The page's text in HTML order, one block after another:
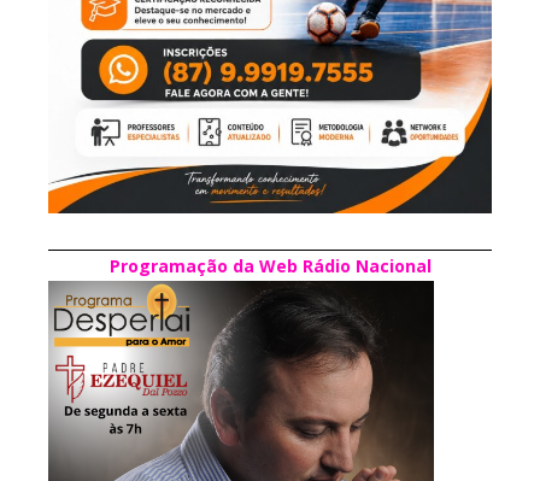
Programação da Web Rádio Nacional